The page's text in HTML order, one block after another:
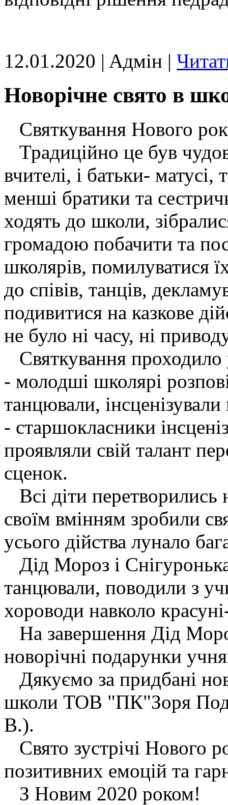
12.01.2020 | Aдмін |
Новорічне свято в
Святкування Нового
Традиційно це був
вчителі, і батьки- матусі,
менші братики та
ходять до школи,
громадою побачити та
школярів, помилуватися
до співів, танців,
подивитися на казкове
не було ні часу, ні
Святкування проходило
- молодші школярі
танцювали, інсценізували
- старшокласники
проявляли свій талант
сценок.
Всі діти перетворились
своїм вмінням зробили
усього дійства лунало
Дід Мороз і
танцювали, поводили з
хороводи навколо
На завершення Дід
новорічні подарунки
Дякуємо за придбані
школи ТОВ "ПК"Зоря
В.).
Свято зустрічі Нового
позитивних емоцій та
З Новим 2020 роком!